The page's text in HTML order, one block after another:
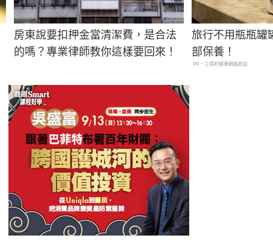
房東說要扣押金當清潔費，是合法
的嗎？專業律師教你這樣要回來！
旅行不用瓶瓶罐
部保養！
PR・三得利健康網路商店